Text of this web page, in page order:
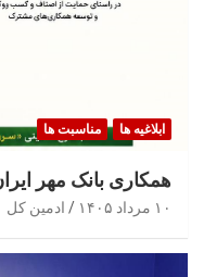
ابلاغیه ها مناسبت ها
همکاری بانک مهر
۱۰ مرداد ۱۴۰۵ ادمین کل